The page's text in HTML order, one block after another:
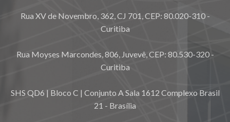
Rua XV de Novembro, 362, CJ 701, CEP: 80.020-310 -
Curitiba
Rua Moyses Marcondes, 806, Juvevê, CEP: 80.530-320 -
Curitiba
SHS QD6 | Bloco C | Conjunto A Sala 1612 Complexo Brasil
21 - Brasília